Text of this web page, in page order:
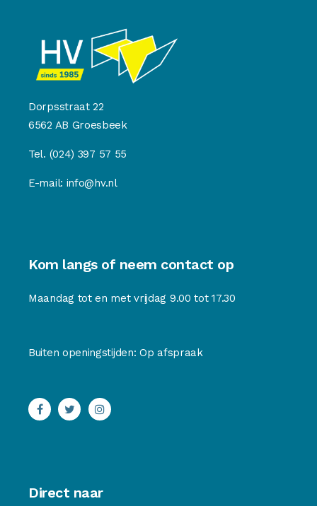
Dorpsstraat 22
6562 AB Groesbeek
Tel. (024) 397 57 55
E-mail: info@hv.nl
Kom langs of neem contact op
Maandag tot en met vrijdag 9.00 tot 17.30
Buiten openingstijden: Op afspraak
Direct naar